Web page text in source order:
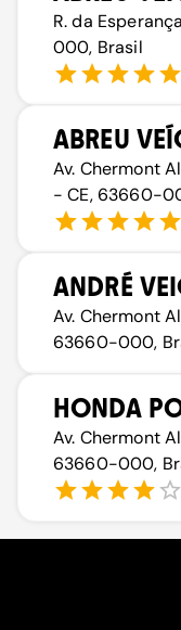
R. da
000, Brasil
ABREU
Av. Chermont
- CE, 63660-
ANDRÉ
Av. Chermont
63660-000,
HONDA
Av. Chermont
63660-000,